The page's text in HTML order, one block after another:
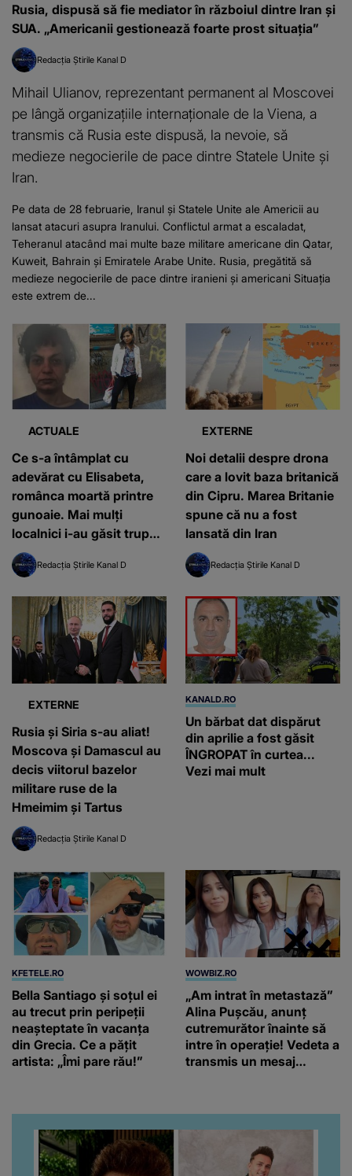
Rusia, dispusă să fie mediator în războiul dintre Iran și
SUA. „Americanii gestionează foarte prost situația”
Redacția Știrile Kanal D
Mihail Ulianov, reprezentant permanent al Moscovei
pe lângă organizațiile internaționale de la Viena, a
transmis că Rusia este dispusă, la nevoie, să
medieze negocierile de pace dintre Statele Unite și
Iran.
Pe data de 28 februarie, Iranul și Statele Unite ale Americii au
lansat atacuri asupra Iranului. Conflictul armat a escaladat,
Teheranul atacând mai multe baze militare americane din Qatar,
Kuweit, Bahrain și Emiratele Arabe Unite. Rusia, pregătită să
medieze negocierile de pace dintre iranieni și americani Situația
este extrem de...
ACTUALE
Ce s-a întâmplat cu
adevărat cu Elisabeta,
românca moartă printre
gunoaie. Mai mulți
localnici i-au găsit trupul
într-o clădire părăsită din
ItaliaRedacția Știrile Kanal D
EXTERNE
Noi detalii despre drona
care a lovit baza britanică
din Cipru. Marea Britanie
spune că nu a fost
lansată din Iran
Redacția Știrile Kanal D
EXTERNE
Rusia și Siria s-au aliat!
Moscova și Damascul au
decis viitorul bazelor
militare ruse de la
Hmeimim și Tartus
Redacția Știrile Kanal D
KANALD.RO
Un bărbat dat dispărut
din aprilie a fost găsit
ÎNGROPAT în curtea...
Vezi mai mult
KFETELE.RO
Bella Santiago și soțul ei
au trecut prin peripeții
neașteptate în vacanța
din Grecia. Ce a pățit
artista: „Îmi pare rău!”
WOWBIZ.RO
„Am intrat în metastază”
Alina Pușcău, anunț
cutremurător înainte să
intre în operație! Vedeta a
transmis un mesaj